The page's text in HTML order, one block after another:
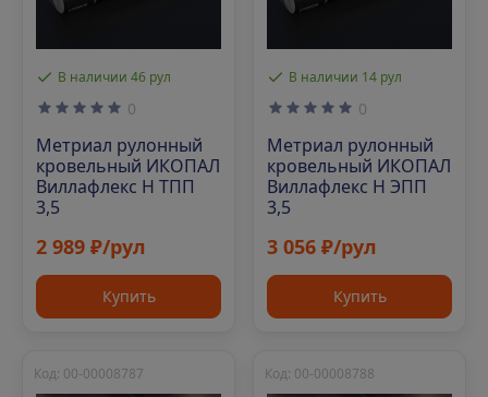
В наличии 46 рул
0
Метриал рулонный
кровельный ИКОПАЛ
Виллафлекс Н ТПП
3,5
2 989 ₽/рул
Купить
В наличии 14 рул
0
Метриал рулонный
кровельный ИКОПАЛ
Виллафлекс Н ЭПП
3,5
3 056 ₽/рул
Купить
Код: 00-00008787 Код: 00-00008788